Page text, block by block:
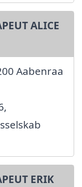
ALICE
Aabenraa
ERIK